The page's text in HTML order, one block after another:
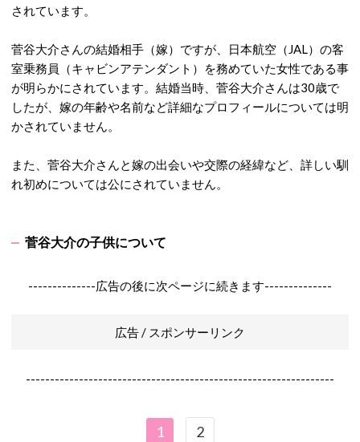
されています。
菅谷大介さんの結婚相手（嫁）ですが、
日本航空（JAL）の客
室乗務員（キャビンアテンダント）を務めていた女性である事
が明らかにされています。 結婚当時、菅谷大介さんは30歳で
したが、嫁の年齢や名前など詳細なプロフィールについては明
かされていません。
また、菅谷大介さんと嫁の出会いや交際の経緯など、詳しい馴
れ初めについては公にされていません。
菅谷大介の子供について
--------------広告の後に次ページに続きます--------------
広告 / スポンサーリンク
----------------------------------------------------------------
1 2